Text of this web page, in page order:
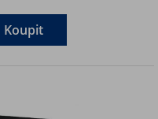
Koupit